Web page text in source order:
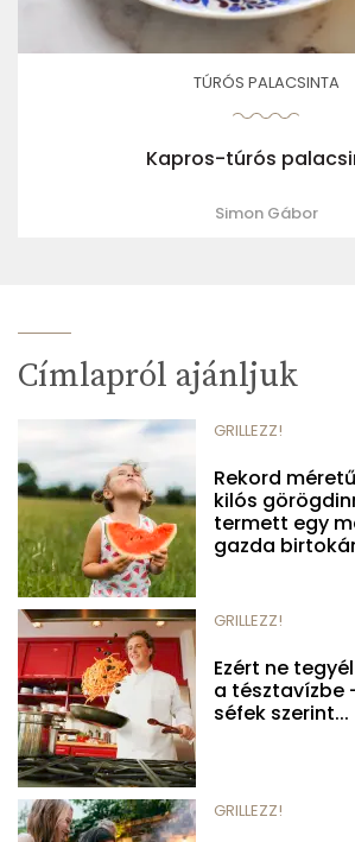
TÚRÓS PALACSINTA
Kapros-túrós
Simon Gábor
Címlapról ajánljuk
GRILLEZZ!
Rekord
kilós
termett egy
gazda
GRILLEZZ!
Ezért ne
a tésztavízbe
séfek szerint...
GRILLEZZ!